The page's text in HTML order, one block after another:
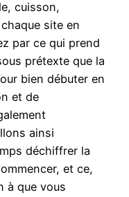
cuisson,
site en
par ce qui prend
prétexte que la
bien débuter en
et de
ainsi
déchiffrer la
et ce,
à que vous